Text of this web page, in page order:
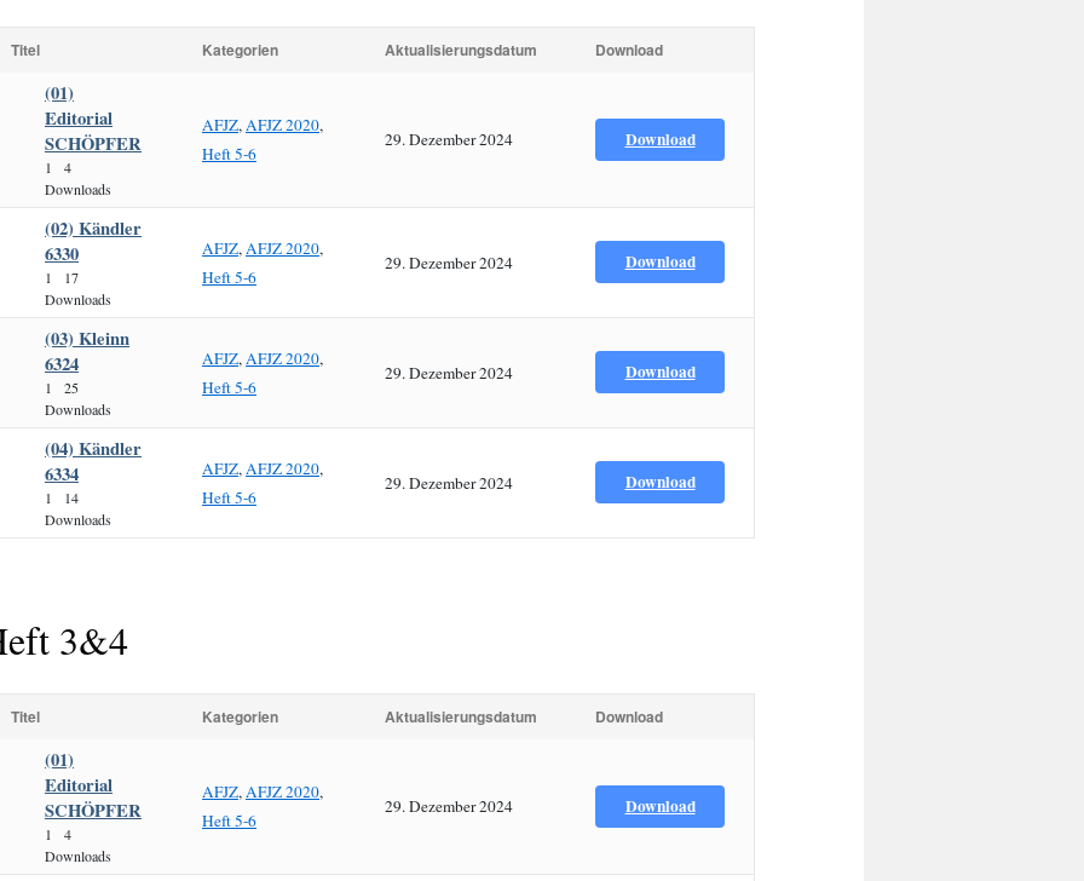
Titel Kategorien Aktualisierungsdatum Download
(01)
Editorial
SCHÖPFER
1
4
Downloads
AFJZ,AFJZ 2020,
Heft 5-6
29. Dezember 2024 Download
(02) Kändler
6330
1
17
Downloads
AFJZ,AFJZ 2020,
Heft 5-6
29. Dezember 2024 Download
(03) Kleinn
6324
1
25
Downloads
AFJZ,AFJZ 2020,
Heft 5-6
29. Dezember 2024 Download
(04) Kändler
6334
1
14
Downloads
AFJZ,AFJZ 2020,
Heft 5-6
29. Dezember 2024 Download
3&4
Titel Kategorien Aktualisierungsdatum Download
(01)
Editorial
SCHÖPFER
1
4
Downloads
AFJZ,AFJZ 2020,
Heft 5-6
29. Dezember 2024 Download